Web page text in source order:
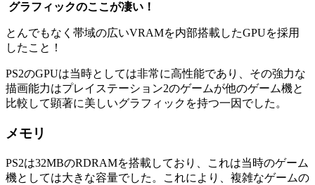
グラフィックのここが凄い！
とんでもなく帯域の広いVRAMを内部搭載したGPUを採用
したこと！
PS2のGPUは当時としては非常に高性能であり、その強力な
描画能力はプレイステーション2のゲームが他のゲーム機と
比較して顕著に美しいグラフィックを持つ一因でした。
メモリ
PS2は32MBのRDRAMを搭載しており、これは当時のゲーム
機としては大きな容量でした。これにより、複雑なゲームの